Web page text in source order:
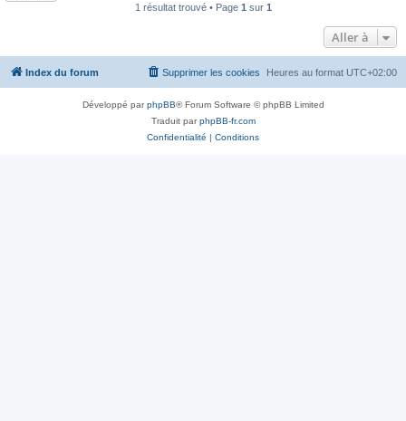
1 résultat trouvé • Page 1 sur 1
Aller à
Index du forum Heures au format UTC+02:00
Supprimer les cookies
Développé parphpBB® Forum Software © phpBB Limited
Traduit parphpBB-fr.com
Confidentialité | Conditions